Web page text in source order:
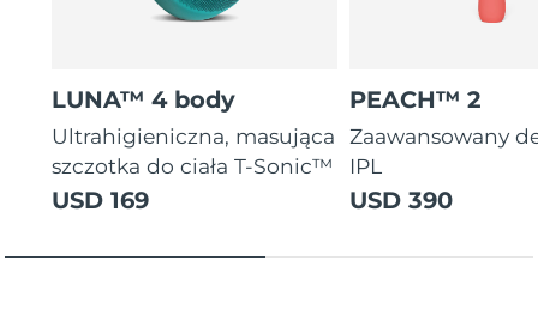
LUNA™ 4 body
Ultrahigieniczna, masująca
szczotka do ciała T-Sonic™
USD 169
PEACH™ 2
Zaawansowany
IPL
USD 390